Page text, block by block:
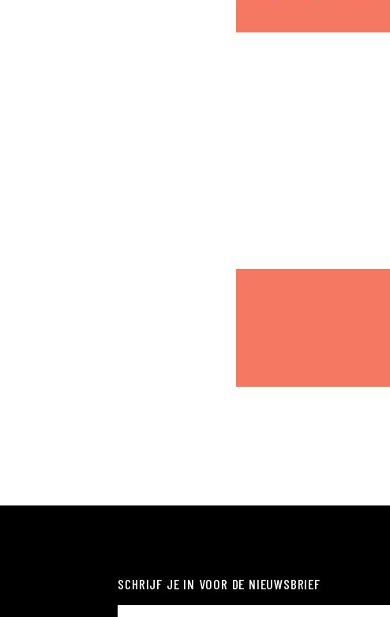
SCHRIJF JE IN VOOR DE NIEUWSBRIEF